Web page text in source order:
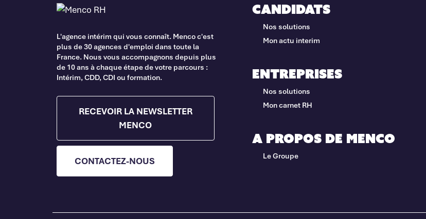
L'agence intérim qui vous connaît. Menco c'est
plus de 30 agences d'emploi dans toute la
France. Nous vous accompagnons depuis plus
de 10 ans à chaque étape de votre parcours :
Intérim, CDD, CDI ou formation.
RECEVOIR LA NEWSLETTER
MENCO
CONTACTEZ-NOUS
Candidats
Nos solutions
Mon actu interim
Entreprises
Nos solutions
Mon carnet RH
A propos de Menco
Le Groupe